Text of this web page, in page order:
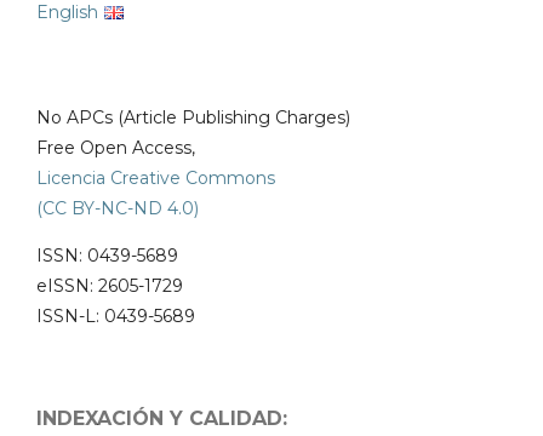
English
No APCs (Article Publishing Charges)
Free Open Access,
Licencia Creative Commons
(CC BY-NC-ND 4.0)
ISSN: 0439-5689
eISSN: 2605-1729
ISSN-L: 0439-5689
INDEXACIÓN Y CALIDAD: